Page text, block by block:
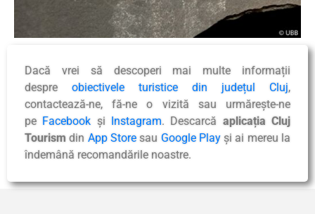
Dacă vrei să descoperi mai multe informații
despre obiectivele turistice din județul Cluj,
contactează-ne, fă-ne o vizită sau urmărește-ne
pe Facebook și Instagram. Descarcă aplicația Cluj
Tourism din App Storesau Google Playși ai mereu la
îndemână recomandările noastre.